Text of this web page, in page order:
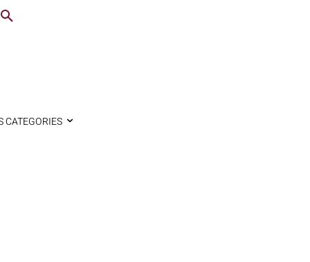
CATEGORIES